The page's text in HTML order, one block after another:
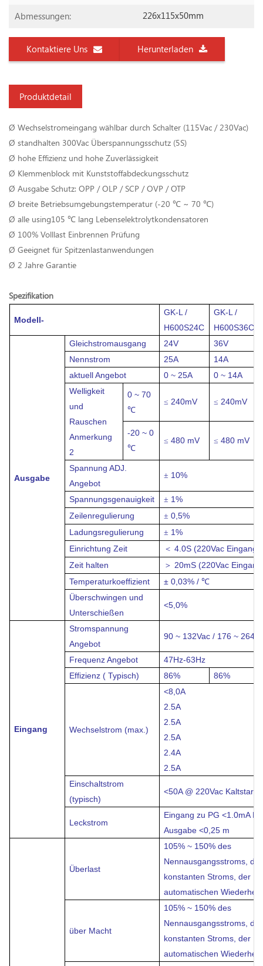
Abmessungen: 226x115x50mm
Kontaktiere Uns Herunterladen
Produktdetail
Ø Wechselstromeingang wählbar durch Schalter (115Vac / 230Vac)
Ø standhalten 300Vac Überspannungsschutz (5S)
Ø hohe Effizienz und hohe Zuverlässigkeit
Ø Klemmenblock mit Kunststoffabdeckungsschutz
Ø Ausgabe Schutz: OPP / OLP / SCP / OVP / OTP
Ø breite Betriebsumgebungstemperatur (-20 ℃ ~ 70 ℃)
Ø alle using105 ℃ lang Lebenselektrolytkondensatoren
Ø 100% Volllast Einbrennen Prüfung
Ø Geeignet für Spitzenlastanwendungen
Ø 2 Jahre Garantie
Spezifikation
Modell-
GK-L /
H600S24C
GK-L /
H600S36C
Ausgabe
Gleichstromausgang 24V
36V
Nennstrom
25A
14A
aktuellAngebot 0 ~ 25A
0 ~ 14A
Welligkeit
und
Rauschen
Anmerkung
2
0 ~ 70
℃
≤ 240mV ≤ 240mV
-20 ~ 0
℃
≤480 mV ≤480 mV
Spannung ADJ.
Angebot
± 10%
Spannungsgenauigkeit ± 1%
Zeilenregulierung
±0,5%
Ladungsregulierung
± 1%
Einrichtung Zeit
＜4.0S (220Vac Eingang,
Zeit halten
＞ 20mS (220Vac
Temperaturkoeffizient
± 0,03% / ℃
Überschwingen und
Unterschießen
<5,0%
Eingang
Stromspannung
Angebot
90 ~ 132Vac / 176 ~
FrequenzAngebot
47Hz-63Hz
Effizienz ( Typisch)
86% 86%
Wechselstrom (max.)
<8,0A
2.5A
2.5A
2.5A
2.4A
2.5A
Einschaltstrom
(typisch)
<50A @ 220Vac Kaltstart
Leckstrom
Eingang zu PG <1.0mA
Ausgabe <0,25 m
Überlast
105% ~ 150% des
Nennausgangsstroms,
konstanten Stroms, der
automatischen
über Macht
105% ~ 150% des
Nennausgangsstroms,
konstanten Stroms, der
automatischen